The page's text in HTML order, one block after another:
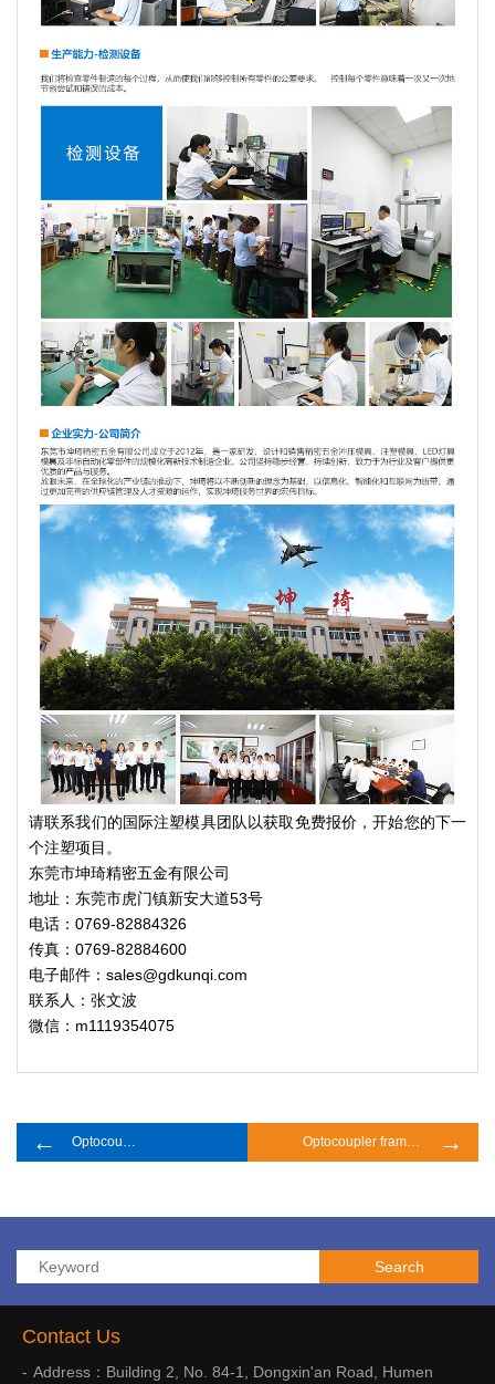
请联系我们的国际注塑模具团队以获取免费报价，开始您的下一
个注塑项目。
东莞市坤琦精密五金有限公司
地址：东莞市虎门镇新安大道53号
电话：0769-82884326
传真：0769-82884600
电子邮件：sales@gdkunqi.com
联系人：张文波
微信：m1119354075
← →
Contact Us
Address：Building 2, No. 84-1, Dongxin'an Road, Humen